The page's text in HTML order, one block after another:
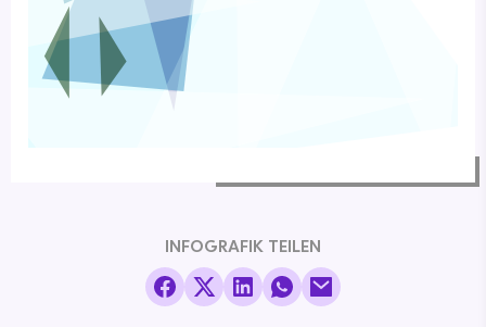
INFOGRAFIK TEILEN